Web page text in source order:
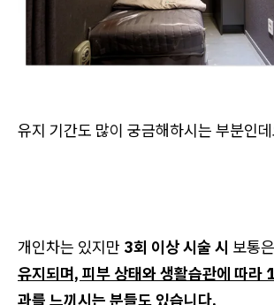
유지 기간도 많이 궁금해하시는 부분인
개인차는 있지만 3회 이상 시술 시 보통은
유지되며, 피부 상태와 생활습관에 따라
과를 느끼시는 분들도 있습니다.